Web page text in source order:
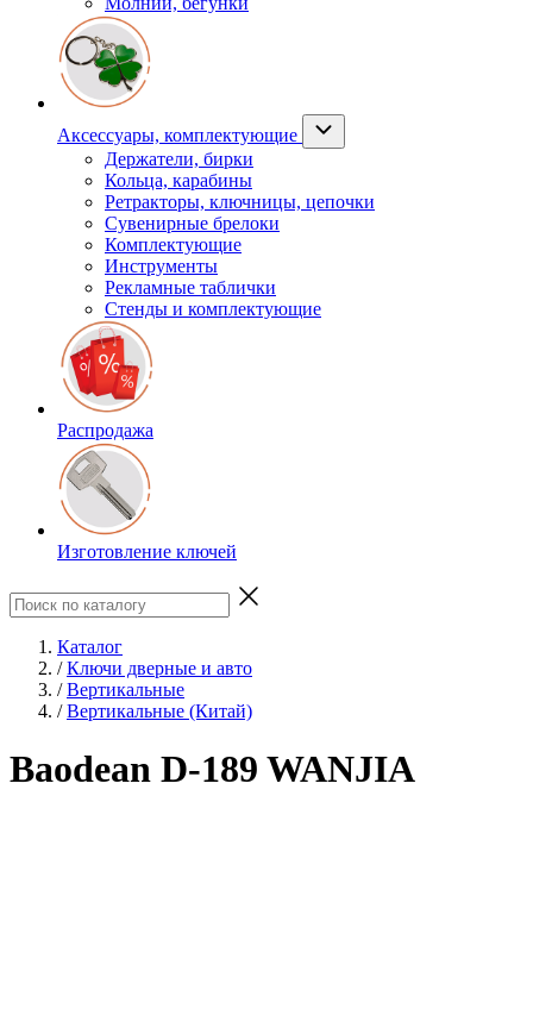
Аксессуары, комплектующие
Держатели, бирки
Кольца, карабины
Ретракторы, ключницы, цепочки
Сувенирные брелоки
Комплектующие
Инструменты
Рекламные таблички
Стенды и комплектующие
Распродажа
Изготовление ключей
Каталог
/ Ключи дверные и авто
/ Вертикальные
/ Вертикальные (Китай)
Baodean D-189 WANJIA